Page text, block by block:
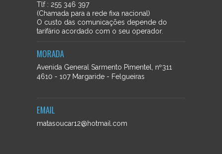
Tlf : 255 346 397
(Chamada para a rede fixa nacional)
O custo das comunicações depende do
tarifário acordado com o seu operador.
MORADA
Avenida General Sarmento Pimentel, nº311
4610 - 107 Margaride - Felgueiras
EMAIL
matasoucar12@hotmail.com